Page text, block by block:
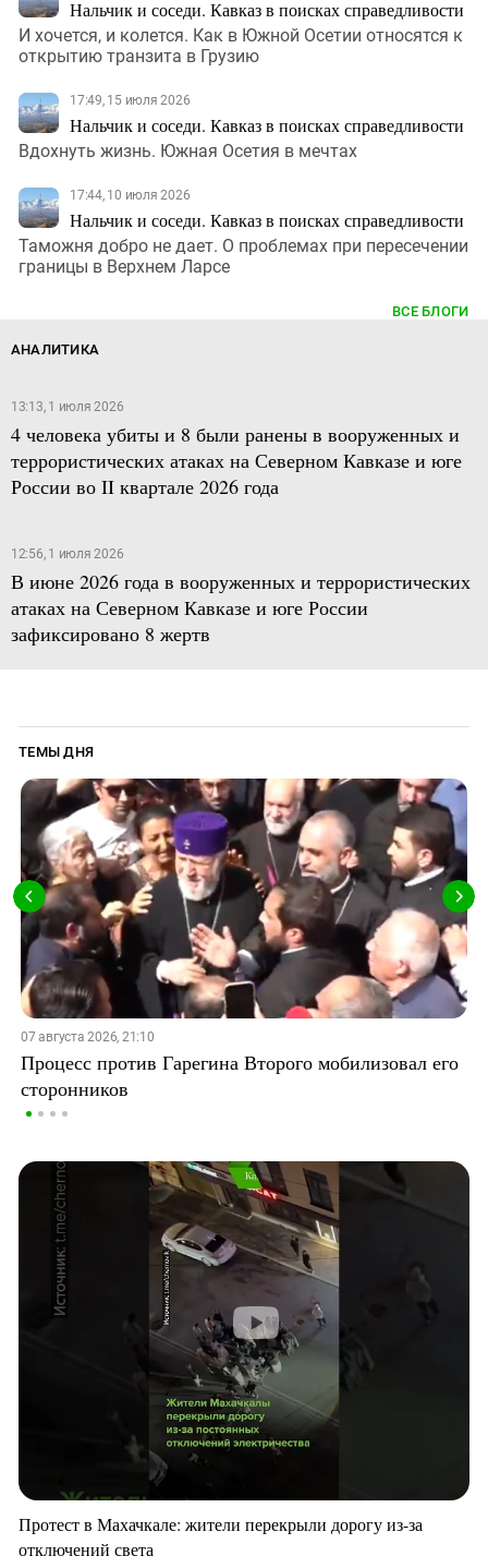
Нальчик и соседи. Кавказ в поисках справедливости
И хочется, и колется. Как в Южной Осетии относятся к
открытию транзита в Грузию
17:49, 15 июля 2026
Нальчик и соседи. Кавказ в поисках справедливости
Вдохнуть жизнь. Южная Осетия в мечтах
17:44, 10 июля 2026
Нальчик и соседи. Кавказ в поисках справедливости
Таможня добро не дает. О проблемах при пересечении
границы в Верхнем Ларсе
ВСЕ БЛОГИ
АНАЛИТИКА
13:13, 1 июля 2026
4 человека убиты и 8 были ранены в вооруженных и
террористических атаках на Северном Кавказе и юге
России во II квартале 2026 года
12:56, 1 июля 2026
В июне 2026 года в вооруженных и террористических
атаках на Северном Кавказе и юге России
зафиксировано 8 жертв
ТЕМЫ ДНЯ
07 августа 2026, 21:10
Процесс против Гарегина Второго мобилизовал его
сторонников
Протест в Махачкале: жители перекрыли дорогу из-за
отключений света